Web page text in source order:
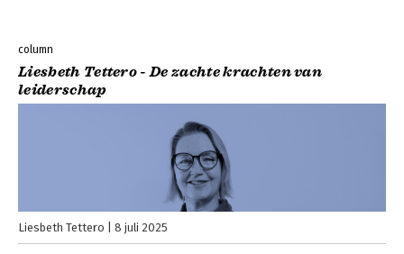
column
Liesbeth Tettero - De zachte krachten van
leiderschap
Liesbeth Tettero 8 juli 2025